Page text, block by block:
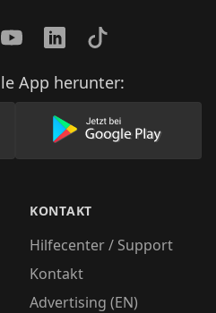
YouTubeLinkedInTikTok
App herunter:
App im AppStore herunter
Lade unsere
KONTAKT
Hilfecenter / Support
Kontakt
Advertising (EN)